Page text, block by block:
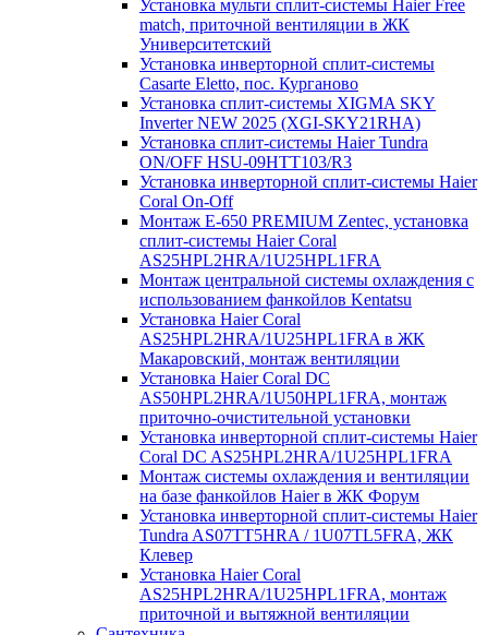
Установка мульти сплит-системы Haier Free
match, приточной вентиляции в ЖК
Университетский
Установка инверторной сплит-системы
Casarte Eletto, пос. Курганово
Установка сплит-системы XIGMA SKY
Inverter NEW 2025 (XGI-SKY21RHA)
Установка сплит-системы Haier Tundra
ON/OFF HSU-09HTT103/R3
Установка инверторной сплит-системы Haier
Coral On-Off
Монтаж E-650 PREMIUM Zentec, установка
сплит-системы Haier Coral
AS25HPL2HRA/1U25HPL1FRA
Монтаж центральной системы охлаждения с
использованием фанкойлов Kentatsu
Установка Haier Coral
AS25HPL2HRA/1U25HPL1FRA в ЖК
Макаровский, монтаж вентиляции
Установка Haier Coral DC
AS50HPL2HRA/1U50HPL1FRA, монтаж
приточно-очистительной установки
Установка инверторной сплит-системы Haier
Coral DC AS25HPL2HRA/1U25HPL1FRA
Монтаж системы охлаждения и вентиляции
на базе фанкойлов Haier в ЖК Форум
Установка инверторной сплит-системы Haier
Tundra AS07TT5HRA / 1U07TL5FRA, ЖК
Клевер
Установка Haier Coral
AS25HPL2HRA/1U25HPL1FRA, монтаж
приточной и вытяжной вентиляции